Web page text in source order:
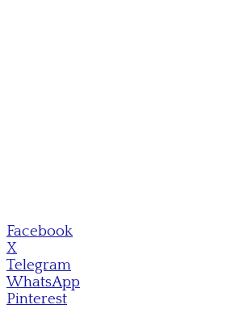
Facebook
X
Telegram
WhatsApp
Pinterest